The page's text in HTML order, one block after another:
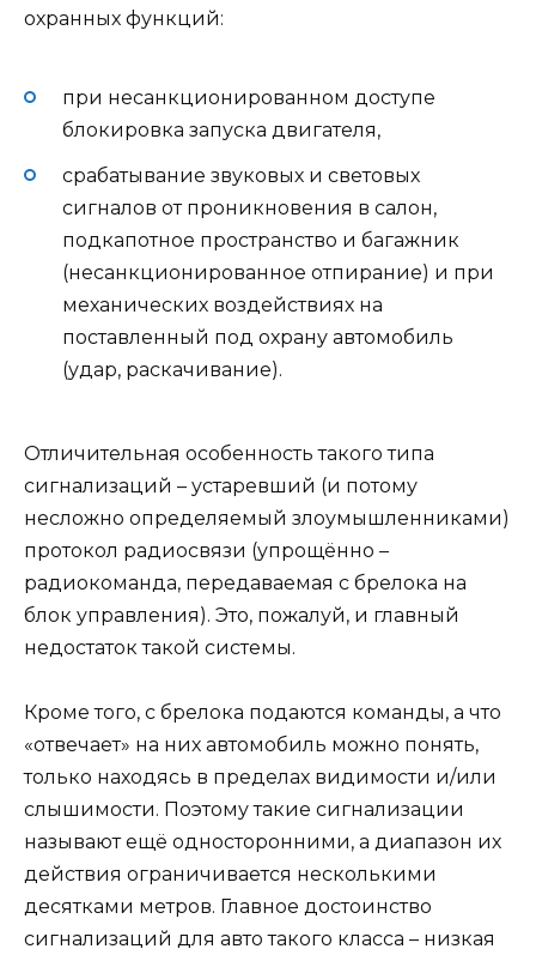
охранных функций:
при несанкционированном доступе
блокировка запуска двигателя,
срабатывание звуковых и световых
сигналов от проникновения в салон,
подкапотное пространство и багажник
(несанкционированное отпирание) и при
механических воздействиях на
поставленный под охрану автомобиль
(удар, раскачивание).
Отличительная особенность такого типа
сигнализаций – устаревший (и потому
несложно определяемый злоумышленниками)
протокол радиосвязи (упрощённо –
радиокоманда, передаваемая с брелока на
блок управления). Это, пожалуй, и главный
недостаток такой системы.
Кроме того, с брелока подаются команды, а что
«отвечает» на них автомобиль можно понять,
только находясь в пределах видимости и/или
слышимости. Поэтому такие сигнализации
называют ещё односторонними, а диапазон их
действия ограничивается несколькими
десятками метров. Главное достоинство
сигнализаций для авто такого класса – низкая